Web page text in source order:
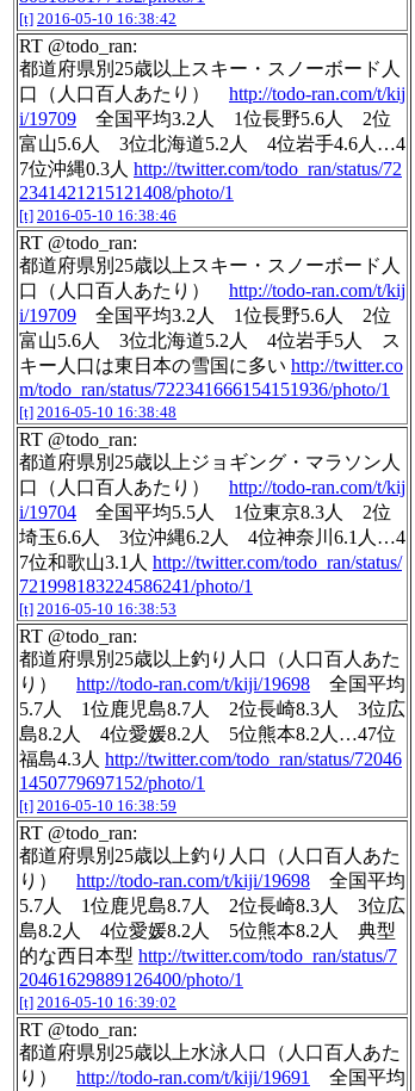
[t] 2016-05-10 16:38:42
RT @todo_ran:
都道府県別25歳以上スキー・スノーボード人
口（人口百人あたり） http://todo-ran.com/t/kij
i/19709 全国平均3.2人 1位長野5.6人 2位
富山5.6人 3位北海道5.2人 4位岩手4.6人…4
7位沖縄0.3人 http://twitter.com/todo_ran/status/72
2341421215121408/photo/1
[t] 2016-05-10 16:38:46
RT @todo_ran:
都道府県別25歳以上スキー・スノーボード人
口（人口百人あたり） http://todo-ran.com/t/kij
i/19709 全国平均3.2人 1位長野5.6人 2位
富山5.6人 3位北海道5.2人 4位岩手5人 ス
キー人口は東日本の雪国に多い http://twitter.co
m/todo_ran/status/722341666154151936/photo/1
[t] 2016-05-10 16:38:48
RT @todo_ran:
都道府県別25歳以上ジョギング・マラソン人
口（人口百人あたり） http://todo-ran.com/t/kij
i/19704 全国平均5.5人 1位東京8.3人 2位
埼玉6.6人 3位沖縄6.2人 4位神奈川6.1人…4
7位和歌山3.1人 http://twitter.com/todo_ran/status/
721998183224586241/photo/1
[t] 2016-05-10 16:38:53
RT @todo_ran:
都道府県別25歳以上釣り人口（人口百人あた
り） http://todo-ran.com/t/kiji/19698 全国平均
5.7人 1位鹿児島8.7人 2位長崎8.3人 3位広
島8.2人 4位愛媛8.2人 5位熊本8.2人…47位
福島4.3人 http://twitter.com/todo_ran/status/72046
1450779697152/photo/1
[t] 2016-05-10 16:38:59
RT @todo_ran:
都道府県別25歳以上釣り人口（人口百人あた
り） http://todo-ran.com/t/kiji/19698 全国平均
5.7人 1位鹿児島8.7人 2位長崎8.3人 3位広
島8.2人 4位愛媛8.2人 5位熊本8.2人 典型
的な西日本型 http://twitter.com/todo_ran/status/7
20461629889126400/photo/1
[t] 2016-05-10 16:39:02
RT @todo_ran:
都道府県別25歳以上水泳人口（人口百人あた
り） http://todo-ran.com/t/kiji/19691 全国平均